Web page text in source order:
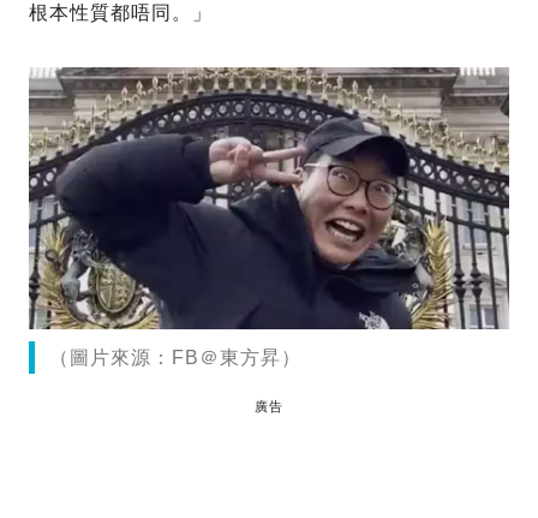
根本性質都唔同。」
（圖片來源：FB＠東方昇）
廣告